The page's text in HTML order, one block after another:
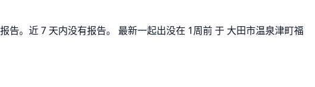
。近 7 天内没有报告。 最新一起出没在 1周前 于 大田市温泉津町福